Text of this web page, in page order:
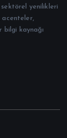
yenilikleri
acenteler,
bilgi kaynağı